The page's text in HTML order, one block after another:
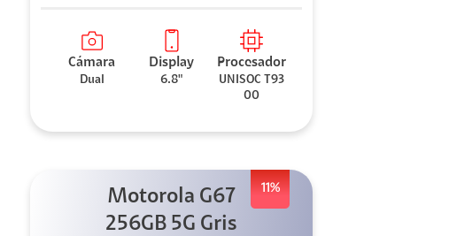
Cámara
Dual
Display
6.8"
Procesador
UNISOC T93
00
11%
Motorola G67
256GB 5G Gris